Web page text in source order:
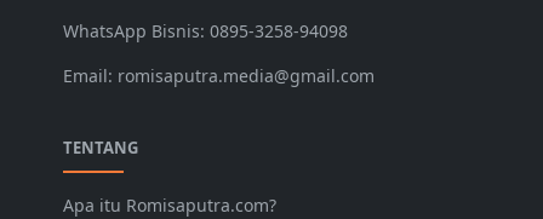
WhatsApp Bisnis: 0895-3258-94098
Email: romisaputra.media@gmail.com
TENTANG
Apa itu Romisaputra.com?